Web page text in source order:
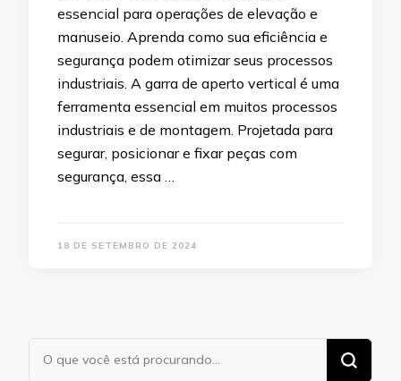
essencial para operações de elevação e
manuseio. Aprenda como sua eficiência e
segurança podem otimizar seus processos
industriais. A garra de aperto vertical é uma
ferramenta essencial em muitos processos
industriais e de montagem. Projetada para
segurar, posicionar e fixar peças com
segurança, essa …
18 DE SETEMBRO DE 2024
Procurando